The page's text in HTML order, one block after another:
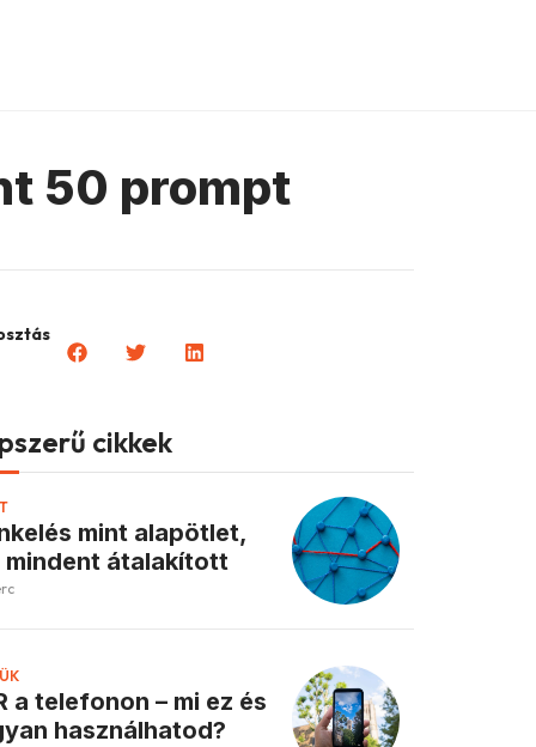
50 prompt
cikkek
mint alapötlet,
mindent átalakított
a telefonon – mi ez és
használhatod?